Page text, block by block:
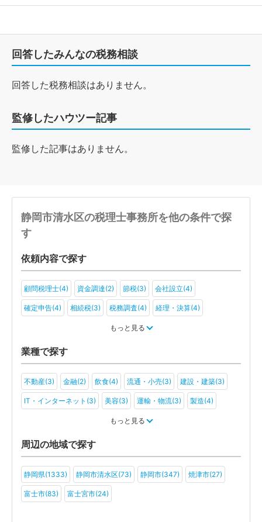
回答したみんなの税務相談
回答した税務相談はありません。
監修したハウツー記事
監修した記事はありません。
静岡市清水区の税理士事務所を他の条件で探
す
依頼内容で探す
顧問税理士(4) 資金調達(2) 節税(3) 会社設立(4)
確定申告(4) 相続税(3) 税務調査(4) 経理・決算(4)
もっと見る
業種で探す
不動産(3) 金融(2) 飲食(4) 流通・小売(3) 建設・建築(3)
IT・インターネット(3) 美容(3) 運輸・物流(3) 製造(4)
もっと見る
周辺の地域で探す
静岡県(1333) 静岡市清水区(73) 静岡市(347) 焼津市(27)
富士市(83) 富士宮市(24)